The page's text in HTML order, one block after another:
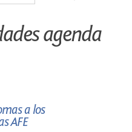
agenda
a los
AFE